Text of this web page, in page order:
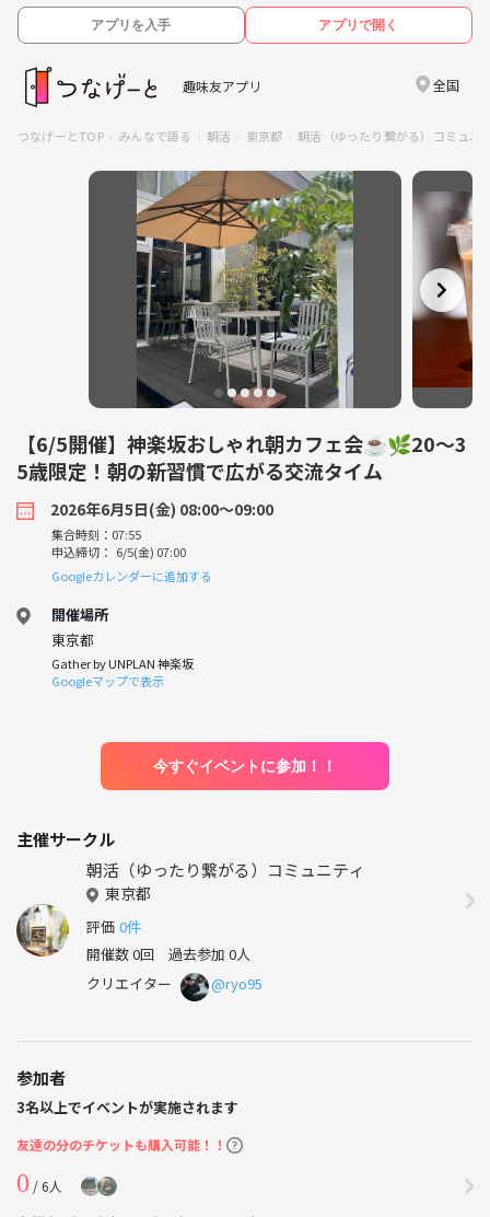
アプリを入手 アプリで開く
趣味友アプリ 全国
つなげーとTOP みんなで語る 朝活 東京都 朝活（ゆったり繋がる）コミュニ
【6/5開催】神楽坂おしゃれ朝カフェ会☕️🌿20〜3
5歳限定！朝の新習慣で広がる交流タイム
2026年6月5日(金) 08:00〜09:00
集合時刻：07:55
申込締切： 6/5(金) 07:00
Googleカレンダーに追加する
開催場所
東京都
Gather by UNPLAN 神楽坂
Googleマップで表示
今すぐイベントに参加！！
主催サークル
朝活（ゆったり繋がる）コミュニティ
東京都
評価 0件
開催数 0回 過去参加 0人
クリエイター
@ryo95
参加者
3名以上でイベントが実施されます
友達の分のチケットも購入可能！！
0 / 6人